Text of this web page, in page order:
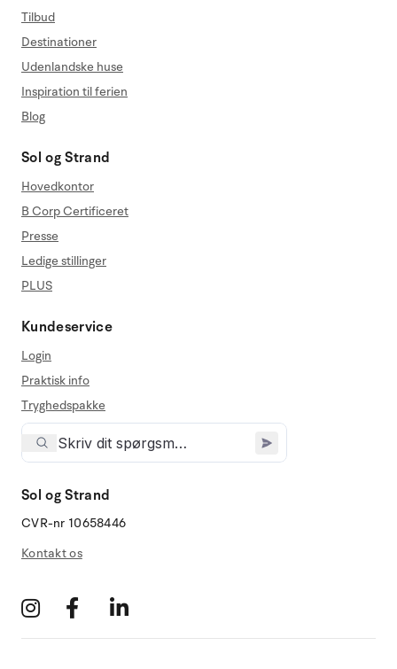
Tilbud
Destinationer
Udenlandske huse
Inspiration til ferien
Blog
Sol og Strand
Hovedkontor
B Corp Certificeret
Presse
Ledige stillinger
PLUS
Kundeservice
Login
Praktisk info
Tryghedspakke
Sol og Strand
CVR-nr 10658446
Kontakt os